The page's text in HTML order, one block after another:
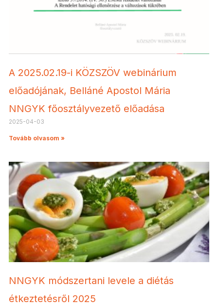
A 2025.02.19-i KÖZSZÖV webinárium
előadójának, Belláné Apostol Mária
NNGYK főosztályvezető előadása
2025-04-03
Tovább olvasom »
NNGYK módszertani levele a diétás
étkeztetésről 2025